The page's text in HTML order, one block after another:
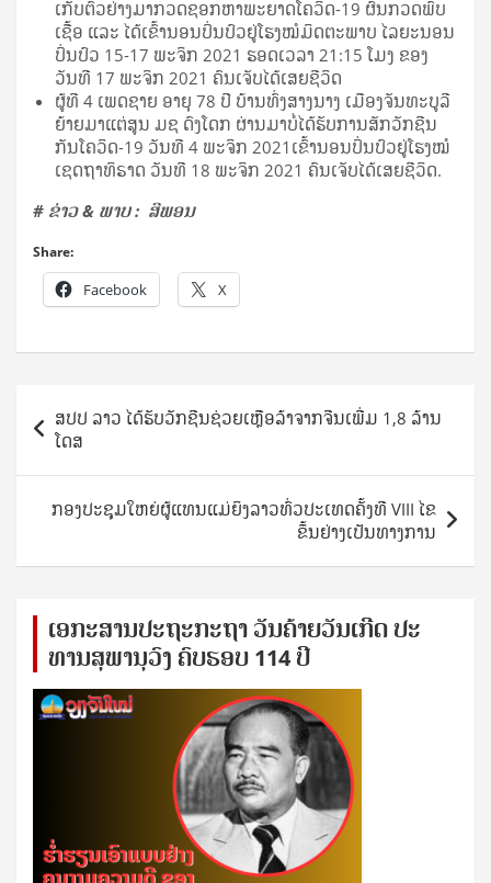
ເກັບຕົວຢ່າງມາກວດຊອກຫາພະຍາດໂຄວິດ-19 ຜົນກວດພົບ
ເຊື້ອ ແລະ ໄດ້ເຂົ້ານອນປິ່ນປົວຢູ່ໂຮງໝໍມິດຕະພາບ ໄລຍະນອນ
ປິ່ນປົວ 15-17 ພະຈິກ 2021 ຮອດເວລາ 21:15 ໂມງ ຂອງ
ວັນທີ 17 ພະຈິກ 2021 ຄົນເຈັບໄດ້ເສຍຊີວິດ
ຜູ້ທີ 4 ເພດຊາຍ ອາຍຸ 78 ປີ ບ້ານທົ່ງສາງນາງ ເມືອງຈັນທະບູລີ
ຍ້າຍມາແຕ່ສູນ ມຊ ດົງໂດກ ຜ່ານມາບໍ່ໄດ້ຮັບການສັກວັກຊີນ
ກັນໂຄວິດ-19 ວັນທີ 4 ພະຈິກ 2021ເຂົ້ານອນປິ່ນປົວຢູ່ໂຮງໝໍ
ເຊດຖາທິຣາດ ວັນທີ 18 ພະຈິກ 2021 ຄົນເຈັບໄດ້ເສຍຊີວິດ.
# ຂ່າວ & ພາບ : ສີພອນ
Share:
Facebook X
navigation
ສປປ ລາວ ໄດ້ຮັບວັກຊີນຊ່ວຍເຫຼືອລ້າຈາກຈີນເພີ່ມ 1,8 ລ້ານ
ໂດສ
ກອງປະຊຸມໃຫຍ່ຜູ້ແທນແມ່ຍິງລາວທົ່ວປະເທດຄັ້ງທີ VIII ໄຂ
ຂຶ້ນຢ່າງເປັນທາງການ
ເອ​ກະ​ສານ​ປະ​ຖະ​ກະ​ຖ​າ ວັນ​ຄ້າຍ​ວັນ​ເກີດ ປ​ະ​
ທານ​ສຸ​ພາ​ນຸ​ວົງ ຄົບ​ຮອບ 114 ປີ